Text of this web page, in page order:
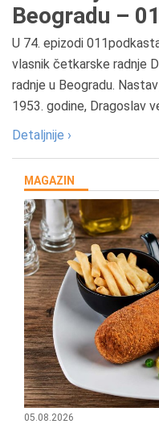
Beogradu –
U 74. epizodi
vlasnik četkarske radnje
radnje u Beogradu.
1953. godine, Dragoslav
Detaljnije ›
MAGAZIN
05.08.2026